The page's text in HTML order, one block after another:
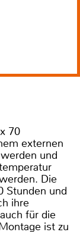
70
externen
und
Die
Stunden und
ihre
für die
ist zu